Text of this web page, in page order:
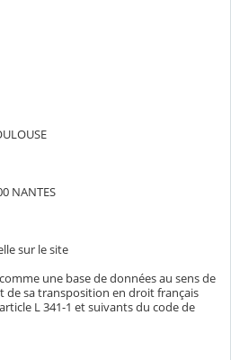
NANTES
sur le site
une base de données au sens de
de sa transposition en droit français
L 341-1 et suivants du code de